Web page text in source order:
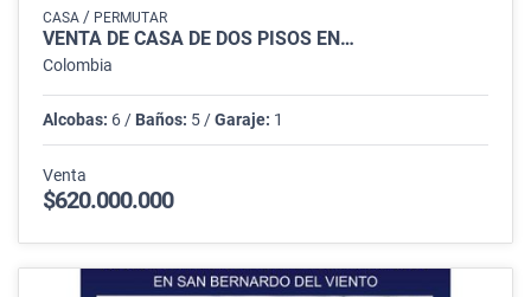
CASA / PERMUTAR
VENTA DE CASA DE DOS PISOS EN…
Colombia
Alcobas: 6 / Baños: 5 /Garaje: 1
Venta
$620.000.000